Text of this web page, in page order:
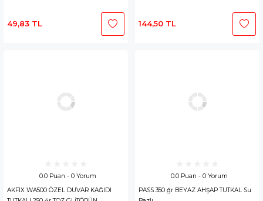
49,83 TL 144,50 TL
0.0 Puan - 0 Yorum
AKFİX WA500 ÖZEL DUVAR KAĞIDI
0.0 Puan - 0 Yorum
PASS 350 ğr BEYAZ AHŞAP TUTKAL Su